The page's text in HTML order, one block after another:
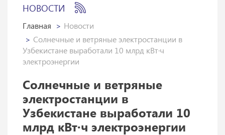
НОВОСТИ
Главная
Новости
Солнечные и ветряные электростанции в
Узбекистане выработали 10 млрд кВт·ч
электроэнергии
Солнечные и ветряные
электростанции в
Узбекистане выработали 10
млрд кВт·ч электроэнергии